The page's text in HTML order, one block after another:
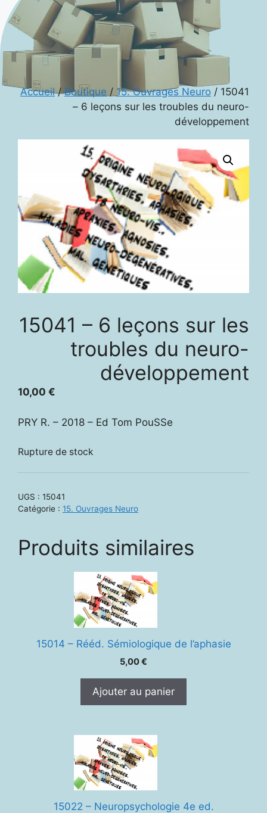
Accueil/Boutique / 15. Ouvrages Neuro / 15041
– 6 leçons sur les troubles du neuro-
développement
15041 – 6 leçons sur les
troubles du neuro-
développement
10,00 €
PRY R. – 2018 – Ed Tom PouSSe
Rupture de stock
UGS : 15041
Catégorie : 15. Ouvrages Neuro
Produits similaires
15014 – Rééd. Sémiologique de l’aphasie
5,00€
Ajouter au panier
15022 – Neuropsychologie 4e ed.